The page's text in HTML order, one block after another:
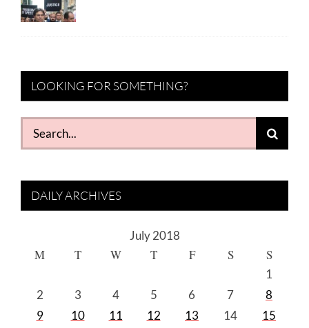
LOOKING FOR SOMETHING?
Search
for:
DAILY ARCHIVES
July 2018
M T W T F S S
1
2
3 4 5 6 7
8
9
10 11 12 13 14
15